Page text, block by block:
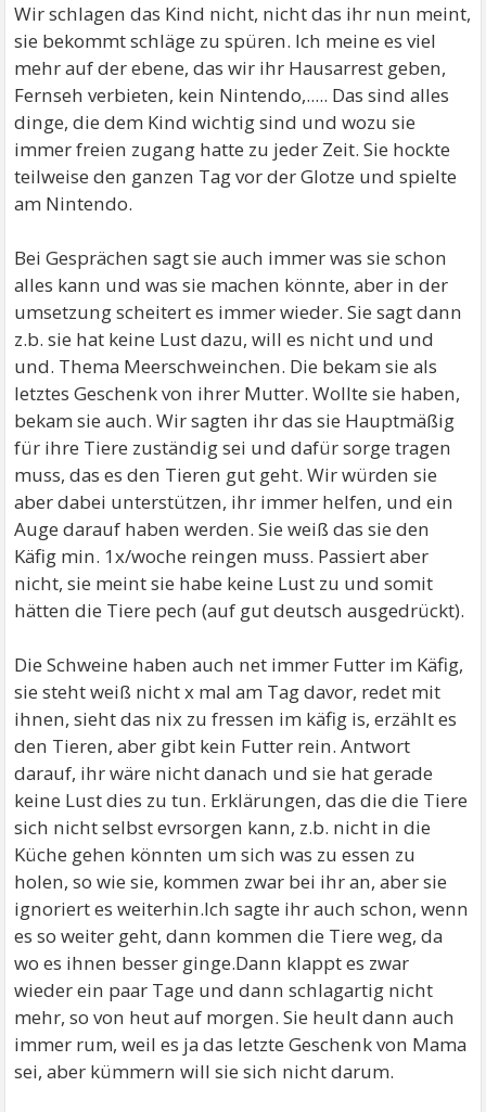
Wir schlagen das Kind nicht, nicht das ihr nun meint,
sie bekommt schläge zu spüren. Ich meine es viel
mehr auf der ebene, das wir ihr Hausarrest geben,
Fernseh verbieten, kein Nintendo,..... Das sind alles
dinge, die dem Kind wichtig sind und wozu sie
immer freien zugang hatte zu jeder Zeit. Sie hockte
teilweise den ganzen Tag vor der Glotze und spielte
am Nintendo.
Bei Gesprächen sagt sie auch immer was sie schon
alles kann und was sie machen könnte, aber in der
umsetzung scheitert es immer wieder. Sie sagt dann
z.b. sie hat keine Lust dazu, will es nicht und und
und. Thema Meerschweinchen. Die bekam sie als
letztes Geschenk von ihrer Mutter. Wollte sie haben,
bekam sie auch. Wir sagten ihr das sie Hauptmäßig
für ihre Tiere zuständig sei und dafür sorge tragen
muss, das es den Tieren gut geht. Wir würden sie
aber dabei unterstützen, ihr immer helfen, und ein
Auge darauf haben werden. Sie weiß das sie den
Käfig min. 1x/woche reingen muss. Passiert aber
nicht, sie meint sie habe keine Lust zu und somit
hätten die Tiere pech (auf gut deutsch ausgedrückt).
Die Schweine haben auch net immer Futter im Käfig,
sie steht weiß nicht x mal am Tag davor, redet mit
ihnen, sieht das nix zu fressen im käfig is, erzählt es
den Tieren, aber gibt kein Futter rein. Antwort
darauf, ihr wäre nicht danach und sie hat gerade
keine Lust dies zu tun. Erklärungen, das die die Tiere
sich nicht selbst evrsorgen kann, z.b. nicht in die
Küche gehen könnten um sich was zu essen zu
holen, so wie sie, kommen zwar bei ihr an, aber sie
ignoriert es weiterhin.Ich sagte ihr auch schon, wenn
es so weiter geht, dann kommen die Tiere weg, da
wo es ihnen besser ginge.Dann klappt es zwar
wieder ein paar Tage und dann schlagartig nicht
mehr, so von heut auf morgen. Sie heult dann auch
immer rum, weil es ja das letzte Geschenk von Mama
sei, aber kümmern will sie sich nicht darum.